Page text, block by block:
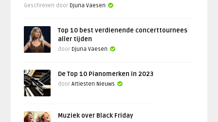
Geschreven door Djuna Vaesen
Top 10 best verdienende concerttournees
aller tijden
door Djuna Vaesen
De Top 10 Pianomerken in 2023
doorArtiesten Nieuws
Muziek over Black Friday